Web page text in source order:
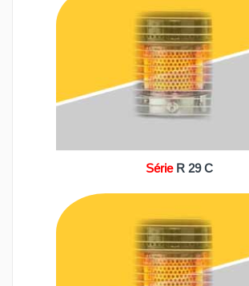
Série R 29 C